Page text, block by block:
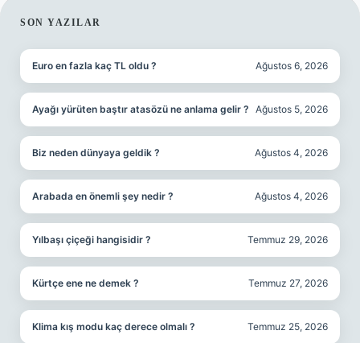
SIDEBAR
SON YAZILAR
Euro en fazla kaç TL oldu ? Ağustos 6, 2026
Ayağı yürüten baştır atasözü ne anlama gelir ? Ağustos 5, 2026
Biz neden dünyaya geldik ? Ağustos 4, 2026
Arabada en önemli şey nedir ? Ağustos 4, 2026
Yılbaşı çiçeği hangisidir ? Temmuz 29, 2026
Kürtçe ene ne demek ? Temmuz 27, 2026
Klima kış modu kaç derece olmalı ? Temmuz 25, 2026